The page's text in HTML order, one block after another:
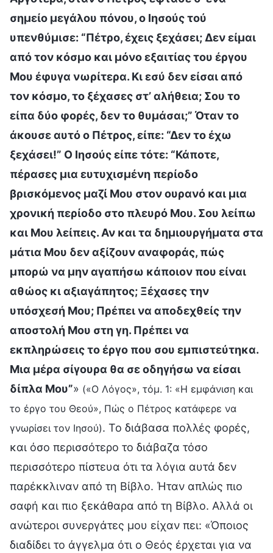
σημείο μεγάλου πόνου, ο Ιησούς τού
υπενθύμισε: “Πέτρο, έχεις ξεχάσει; Δεν είμαι
από τον κόσμο και μόνο εξαιτίας του έργου
Μου έφυγα νωρίτερα. Κι εσύ δεν είσαι από
τον κόσμο, το ξέχασες στ’ αλήθεια; Σου το
είπα δύο φορές, δεν το θυμάσαι;” Όταν το
άκουσε αυτό ο Πέτρος, είπε: “Δεν το έχω
ξεχάσει!” Ο Ιησούς είπε τότε: “Κάποτε,
πέρασες μια ευτυχισμένη περίοδο
βρισκόμενος μαζί Μου στον ουρανό και μια
χρονική περίοδο στο πλευρό Μου. Σου λείπω
και Μου λείπεις. Αν και τα δημιουργήματα στα
μάτια Μου δεν αξίζουν αναφοράς, πώς
μπορώ να μην αγαπήσω κάποιον που είναι
αθώος κι αξιαγάπητος; Ξέχασες την
υπόσχεσή Μου; Πρέπει να αποδεχθείς την
αποστολή Μου στη γη. Πρέπει να
εκπληρώσεις το έργο που σου εμπιστεύτηκα.
Μια μέρα σίγουρα θα σε οδηγήσω να είσαι
δίπλα Μου”» («Ο Λόγος», τόμ. 1: «Η εμφάνιση και
το έργο του Θεού», Πώς ο Πέτρος κατάφερε να
γνωρίσει τον Ιησού). Το διάβασα πολλές φορές,
και όσο περισσότερο το διάβαζα τόσο
περισσότερο πίστευα ότι τα λόγια αυτά δεν
παρέκκλιναν από τη Βίβλο. Ήταν απλώς πιο
σαφή και πιο ξεκάθαρα από τη Βίβλο. Αλλά οι
ανώτεροι συνεργάτες μου είχαν πει: «Όποιος
διαδίδει το άγγελμα ότι ο Θεός έρχεται για να